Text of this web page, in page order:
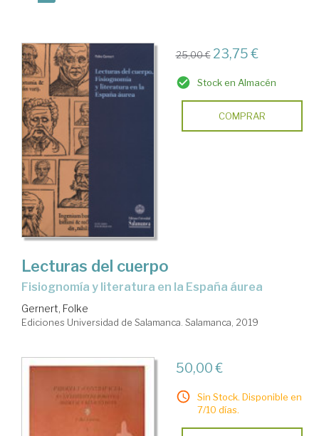
25,00 € 23,75 €
Stock en Almacén
COMPRAR
Lecturas del cuerpo
fisiognomía y literatura en la España áurea
Gernert, Folke
Ediciones Universidad de Salamanca. Salamanca, 2019
50,00 €
Sin Stock. Disponible en
7/10 días.